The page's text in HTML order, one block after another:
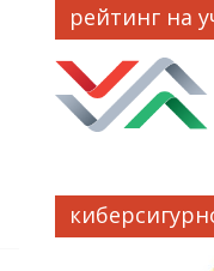
рейтинг на